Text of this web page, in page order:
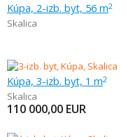
Kúpa, 2-izb. byt, 56 m2
Skalica
Kúpa, 3-izb. byt, 1 m2
Skalica
110 000,00 EUR